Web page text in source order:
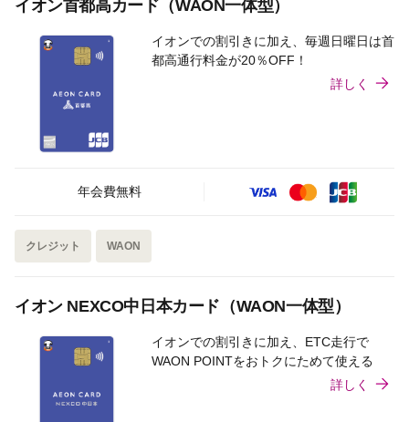
イオン首都高カード（WAON一体型）
イオンでの割引きに加え、毎週日曜日は首
都高通行料金が20％OFF！
詳しく
年会費無料
クレジット WAON
イオン NEXCO中日本カード（WAON一体型）
イオンでの割引きに加え、ETC走行で
WAON POINTをおトクにためて使える
詳しく